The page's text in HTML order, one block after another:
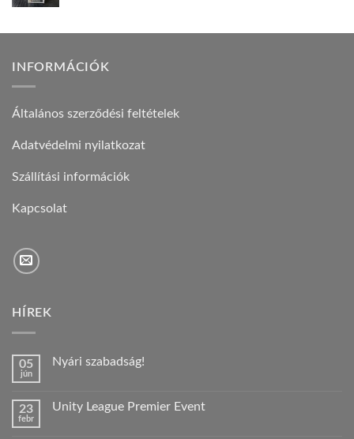
INFORMÁCIÓK
Általános szerződési feltételek
Adatvédelmi nyilatkozat
Szállítási információk
Kapcsolat
HÍREK
05
jún
Nyári szabadság!
Nyári
23
febr
Unity League Premier Event